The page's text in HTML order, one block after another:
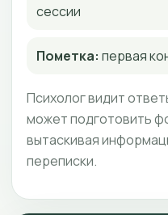
сессии
Пометка: первая
Психолог видит
может подготовить
вытаскивая
переписки.